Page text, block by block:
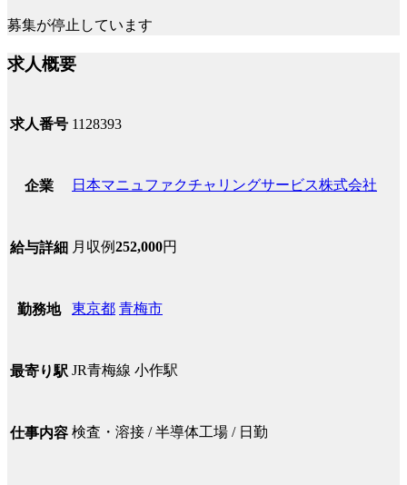
募集が停止しています
求人概要
求人番号 1128393
企業 日本マニュファクチャリングサービス株式会社
給与詳細 月収例252,000円
勤務地 東京都 青梅市
最寄り駅 JR青梅線 小作駅
仕事内容 検査・溶接 / 半導体工場 / 日勤